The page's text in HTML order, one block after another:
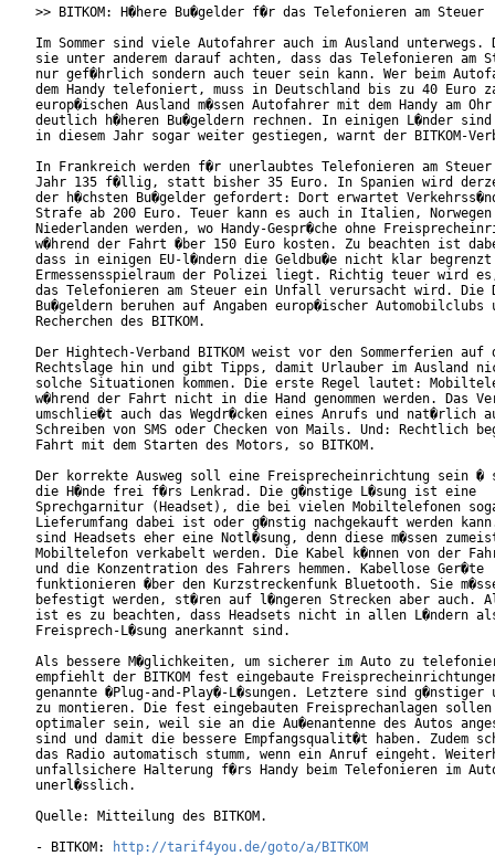
>> BITKOM: H�here Bu�gelder f�r das Telefonieren am Steuer
Im Sommer sind viele Autofahrer auch im Ausland unterwegs.
sie unter anderem darauf achten, dass das Telefonieren am
nur gef�hrlich sondern auch teuer sein kann. Wer beim
dem Handy telefoniert, muss in Deutschland bis zu 40 Euro
europ�ischen Ausland m�ssen Autofahrer mit dem Handy am
deutlich h�heren Bu�geldern rechnen. In einigen L�nder
in diesem Jahr sogar weiter gestiegen, warnt der BITKOM-
In Frankreich werden f�r unerlaubtes Telefonieren am
Jahr 135 f�llig, statt bisher 35 Euro. In Spanien wird
der h�chsten Bu�gelder gefordert: Dort erwartet
Strafe ab 200 Euro. Teuer kann es auch in Italien, Norwegen
Niederlanden werden, wo Handy-Gespr�che ohne
w�hrend der Fahrt �ber 150 Euro kosten. Zu beachten ist
dass in einigen EU-l�ndern die Geldbu�e nicht klar
Ermessensspielraum der Polizei liegt. Richtig teuer wird es,
das Telefonieren am Steuer ein Unfall verursacht wird. Die
Bu�geldern beruhen auf Angaben europ�ischer Automobilclubs
Recherchen des BITKOM.
Der Hightech-Verband BITKOM weist vor den Sommerferien
Rechtslage hin und gibt Tipps, damit Urlauber im Ausland
solche Situationen kommen. Die erste Regel lautet:
w�hrend der Fahrt nicht in die Hand genommen werden. Das
umschlie�t auch das Wegdr�cken eines Anrufs und nat�rlich
Schreiben von SMS oder Checken von Mails. Und: Rechtlich
Fahrt mit dem Starten des Motors, so BITKOM.
Der korrekte Ausweg soll eine Freisprecheinrichtung sein �
die H�nde frei f�rs Lenkrad. Die g�nstige L�sung ist eine
Sprechgarnitur (Headset), die bei vielen Mobiltelefonen
Lieferumfang dabei ist oder g�nstig nachgekauft werden
sind Headsets eher eine Notl�sung, denn diese m�ssen
Mobiltelefon verkabelt werden. Die Kabel k�nnen von der
und die Konzentration des Fahrers hemmen. Kabellose Ger�te
funktionieren �ber den Kurzstreckenfunk Bluetooth. Sie
befestigt werden, st�ren auf l�ngeren Strecken aber auch.
ist es zu beachten, dass Headsets nicht in allen L�ndern
Freisprech-L�sung anerkannt sind.
Als bessere M�glichkeiten, um sicherer im Auto zu
empfiehlt der BITKOM fest eingebaute
genannte �Plug-and-Play�-L�sungen. Letztere sind
zu montieren. Die fest eingebauten Freisprechanlagen sollen
optimaler sein, weil sie an die Au�enantenne des Autos
sind und damit die bessere Empfangsqualit�t haben. Zudem
das Radio automatisch stumm, wenn ein Anruf eingeht.
unfallsichere Halterung f�rs Handy beim Telefonieren im
unerl�sslich.
Quelle: Mitteilung des BITKOM.
- BITKOM:
http://tarif4you.de/goto/a/BITKOM